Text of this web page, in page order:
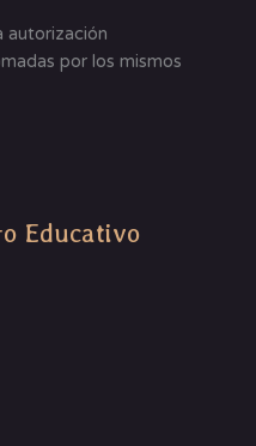
autorización
por los mismos
Educativo